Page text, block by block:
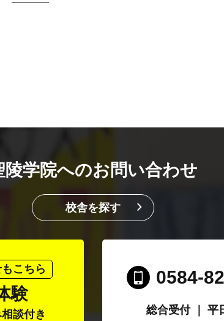
陵学院へのお問い合わせ
校舎を探す
こちら
験
談付き
0584-
総合受付 ｜